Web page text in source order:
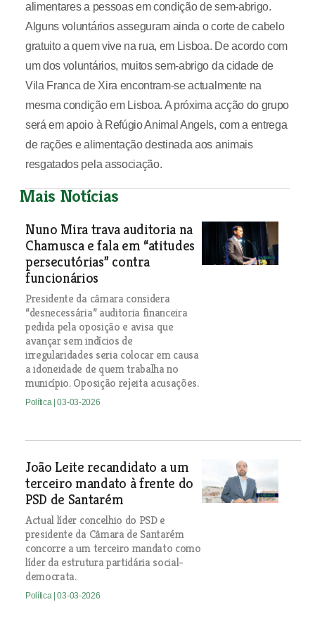
alimentares a pessoas em condição de sem-abrigo.
Alguns voluntários asseguram ainda o corte de cabelo
gratuito a quem vive na rua, em Lisboa. De acordo com
um dos voluntários, muitos sem-abrigo da cidade de
Vila Franca de Xira encontram-se actualmente na
mesma condição em Lisboa. A próxima acção do grupo
será em apoio à Refúgio Animal Angels, com a entrega
de rações e alimentação destinada aos animais
resgatados pela associação.
Mais Notícias
Nuno Mira trava auditoria na
Chamusca e fala em “atitudes
persecutórias” contra
funcionários
Presidente da câmara considera
“desnecessária” auditoria financeira
pedida pela oposição e avisa que
avançar sem indícios de
irregularidades seria colocar em causa
a idoneidade de quem trabalha no
município. Oposição rejeita acusações.
Política | 03-03-2026
João Leite recandidato a um
terceiro mandato à frente do
PSD de Santarém
Actual líder concelhio do PSD e
presidente da Câmara de Santarém
concorre a um terceiro mandato como
líder da estrutura partidária social-
democrata.
Política | 03-03-2026